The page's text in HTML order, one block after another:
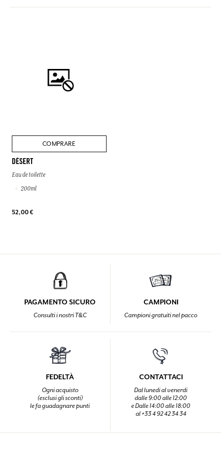
COMPRARE
DÉSERT
Eau de toilette
200ml
52,00 €
PAGAMENTO SICURO
Consulti i nostri T&C
CAMPIONI
Campioni gratuiti nel pacco
FEDELTÀ
Ogni acquisto
(esclusi gli sconti)
le fa guadagnare punti
CONTATTACI
Dal lunedi al venerdi
dalle 9:00 alle 12:00
e Dalle 14:00 alle 18:00
al +33 4 92 42 34 34